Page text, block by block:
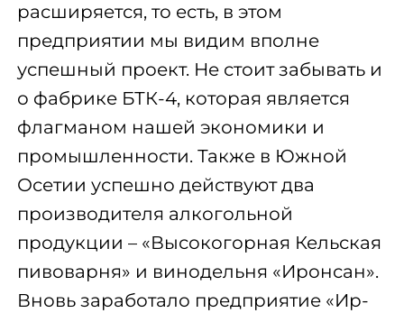
расширяется, то есть, в этом
предприятии мы видим вполне
успешный проект. Не стоит забывать и
о фабрике БТК-4, которая является
флагманом нашей экономики и
промышленности. Также в Южной
Осетии успешно действуют два
производителя алкогольной
продукции – «Высокогорная Кельская
пивоварня» и винодельня «Иронсан».
Вновь заработало предприятие «Ир-